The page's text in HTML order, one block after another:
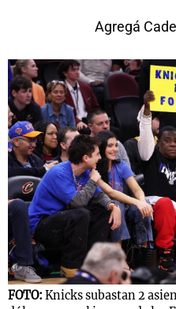
Agregá
FOTO: Knicks subastan 2